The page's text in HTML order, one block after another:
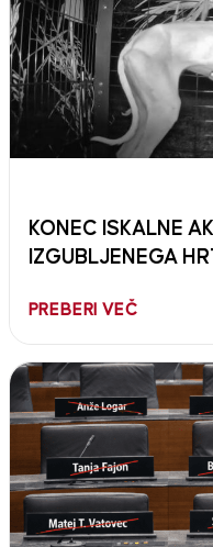
KONEC ISKALNE
IZGUBLJENEGA
PREBERI VEČ